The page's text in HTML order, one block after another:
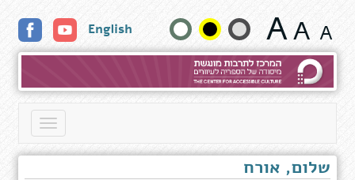
Nuremberg
Interviews
שנה
גודל
טקסט
English
Toggle
שלום, אורח